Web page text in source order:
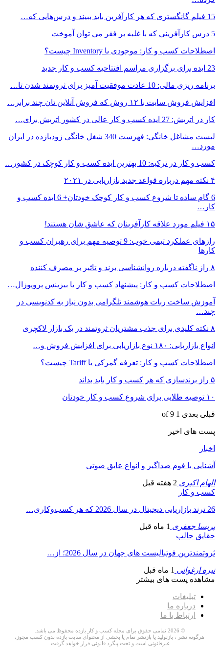
15 فیلم گانگستری که هر کارآفرین باید ببیند و درس‌هایی که…
5 درس کارآفرینی که با غلبه بر فقر می توان آموخت
اصطلاحات کسب و کار: موجودی یا Inventory چیست؟
23 ایده برای برگزاری مراسم افتتاحیه کسب و کار جدید
برنامه ریزی مالی: 10 عادت موفقیت آمیز برای ثروتمند شدن تا…
افزایش فروش سایت با ۱۲ روش که فروش آنلاین تان چند برابر…
کار در اتریش: 27 ایده کسب و کار عالی در کشور اتریش برای…
لیست مشاغل خانگی: فهرست 340 شغل خانگی زودبازده در ایران
مورد…
کسب و کار در ترکیه: 10 بهترین ایده‌ کسب و کار کوچک در کشور…
۴ نکته مهم درباره قواعد جدید بازاریابی در ۲۰۲۱
6 گام ساده تا شروع کسب و کار کوچک خودتان+ 6 ایده کسب و
کار…
۱۵ فیلم مورد علاقه کارآفرینان که عاشق شان هستند!
رازهای عملکرد تیمی خوب: 9 توصیه مهم برای رهبران کسب و
کارها
۸ راز ناگفته درباره روانشناسی برند و تاثیر بر مصرف کننده
اصطلاحات کسب و کار: پیشنهاد کسب و کار یا بیزینس پروپوزال…
آموزش ساخت ربات هوشمند تلگرامی بدون نیاز به کدنویسی در
چند…
۸ نکته کلیدی برای جذب مشتریان ثروتمند در یک بازار لاکچری
انواع بازاریابی: ۱۸۰ نوع بازاریابی برای افزایش فروش و…
اصطلاحات کسب و کار: تعرفه گمرکی یا Tariff چیست؟
۵ راز برندسازی که هر کسب و کار باید بداند
۱۰ توصیه طلایی برای شروع کسب و کار خودتان
قبلی بعدی 1 of 9
پست های اخیر
اخبار
آشنایی با فوم صداگیر و انواع عایق صوتی
الهام اکبری 2 هفته قبل
کسب و کار
26 ترند بازاریابی دیجیتال در سال 2026 که هر کسب‌وکاری…
پریسا جعفری 1 ماه قبل
حقایق جالب
ثروتمندترین فوتبالیست های جهان در سال 2026؛ از…
نیره ارغوانی 1 ماه قبل
مشاهده پست های بیشتر
تبلیغات
درباره ما
ارتباط با ما
© 2026 تمامی حقوق برای مجله کسب و کار بازده محفوظ می باشد.
هرگونه نشر ، بازتولید یا بازنشر تمام یا بخشی از محتوای سایت بازده بدون کسب مجوز،
غیرقانونی است و تحت پیگرد قانونی قرار خواهد گرفت.